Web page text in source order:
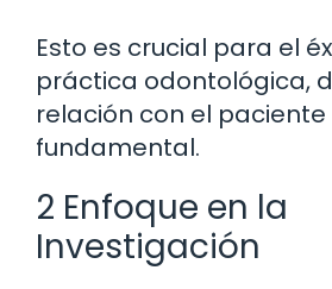
Esto es crucial para el
práctica odontológica,
relación con el paciente
fundamental.
2 Enfoque en la
Investigación